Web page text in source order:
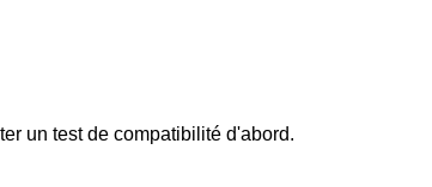
un test de compatibilité d'abord.